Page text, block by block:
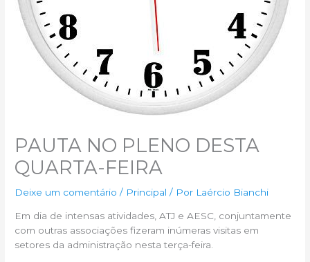
PAUTA NO PLENO DESTA
QUARTA-FEIRA
Deixe um comentário / Principal / Por Laércio Bianchi
Em dia de intensas atividades, ATJ e AESC, conjuntamente
com outras associações fizeram inúmeras visitas em
setores da administração nesta terça-feira.